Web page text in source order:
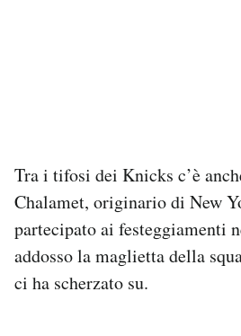
Tra i tifosi dei Knicks c’è
Chalamet, originario di New
partecipato ai festeggiamenti
addosso la maglietta della
ci ha scherzato su.